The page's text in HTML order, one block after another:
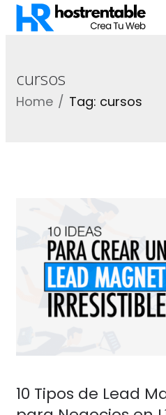
cursos
Home Tag: cursos
10 Tipos de Lead